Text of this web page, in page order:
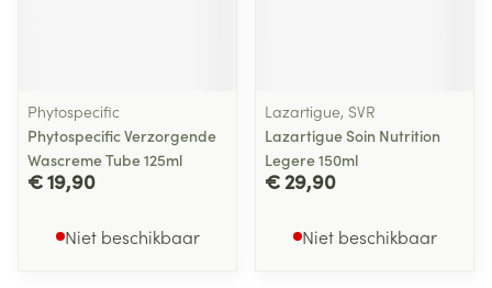
Phytospecific
Phytospecific Verzorgende
Wascreme Tube 125ml
€ 19,90
Niet beschikbaar
Lazartigue, SVR
Lazartigue Soin Nutrition
Legere 150ml
€ 29,90
Niet beschikbaar